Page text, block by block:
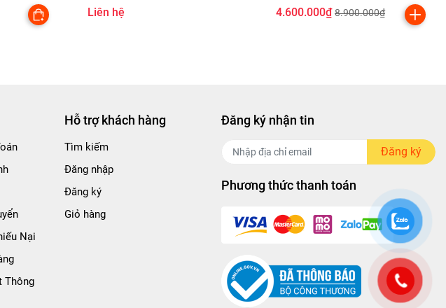
Liên hệ
Thấm
4.600.000₫ 8.900.000₫
Nại
Thông
Hỗ trợ khách hàng
Tìm kiếm
Đăng nhập
Đăng ký
Giỏ hàng
Đăng ký nhận tin
Đăng ký
Phương thức thanh toán